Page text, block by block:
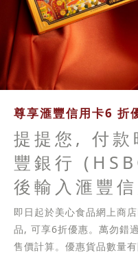
尊享滙豐信用卡6 折
提提您, 付款
豐銀行
後輸入滙豐
即日起於美心食品網上商
品, 可享6折優惠。萬勿錯
售價計算。優惠貨品數量有